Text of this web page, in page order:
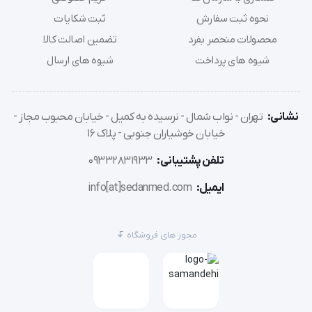
منزل است.
نحوه ثبت سفارش
محصولات منحصر بفرد
شیوه های پرداخت
ثبت شکایات
تضمین اصالت کالا
شیوه های ارسال
نشانی: تهران - نواب شمال - نرسیده به کمیل - خیابان محبوب مجاز -
خیابان خوشیاران جنوبی - پلاک 16
تلفن پشتیبانی: 09332831933
ایمیل: info[at]sedanmed.com
مجوز های فروشگاه